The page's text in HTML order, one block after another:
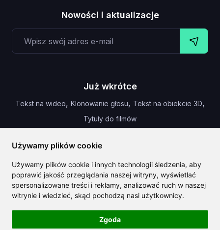
Używamy plików cookie
Używamy plików cookie i innych technologii śledzenia, aby
poprawić jakość przeglądania naszej witryny, wyświetlać
spersonalizowane treści i reklamy, analizować ruch w naszej
witrynie i wiedzieć, skąd pochodzą nasi użytkownicy.
Zgoda
Nowości i aktualizacje
Już wkrótce
Tekst na wideo, Klonowanie głosu, Tekst na obiekcie 3D,
Tytuły do filmów
CLAILA łączy wszystkie najlepsze funkcje AI dostępne na
całym świecie